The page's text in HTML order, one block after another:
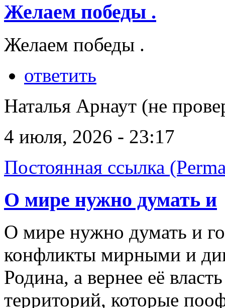
Желаем победы .
Желаем победы .
ответить
Наталья Арнаут (не
4 июля, 2026 - 23:17
Постоянная ссылка
О мире нужно думать и
О мире нужно думать и
конфликты мирными и
Родина, а вернее её
территорий, которые